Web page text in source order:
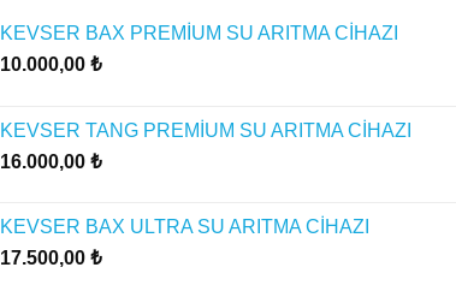
KEVSER BAX PREMİUM SU ARITMA CİHAZI
10.000,00 ₺
KEVSER TANG PREMİUM SU ARITMA CİHAZI
16.000,00 ₺
KEVSER BAX ULTRA SU ARITMA CİHAZI
17.500,00 ₺